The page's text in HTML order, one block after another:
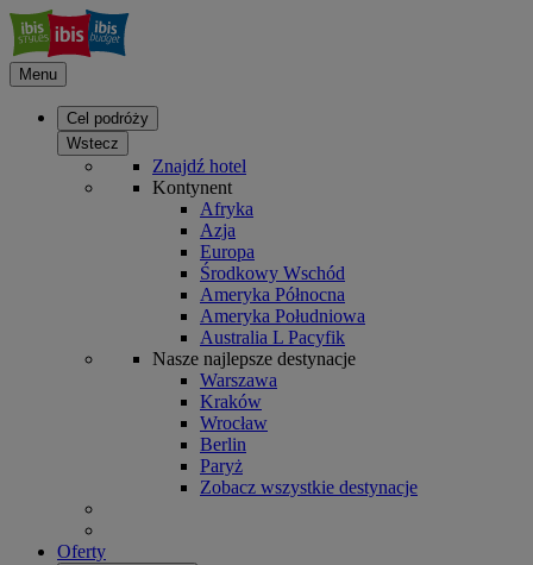
Menu
Cel podróży
Wstecz
Znajdź hotel
Kontynent
Afryka
Azja
Europa
Środkowy Wschód
Ameryka Północna
Ameryka Południowa
Australia L Pacyfik
Nasze najlepsze destynacje
Warszawa
Kraków
Wrocław
Berlin
Paryż
Zobacz wszystkie destynacje
Oferty